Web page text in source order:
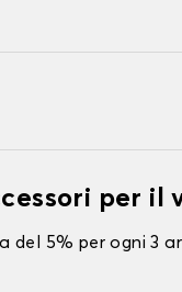
per il
del 5% per ogni 3